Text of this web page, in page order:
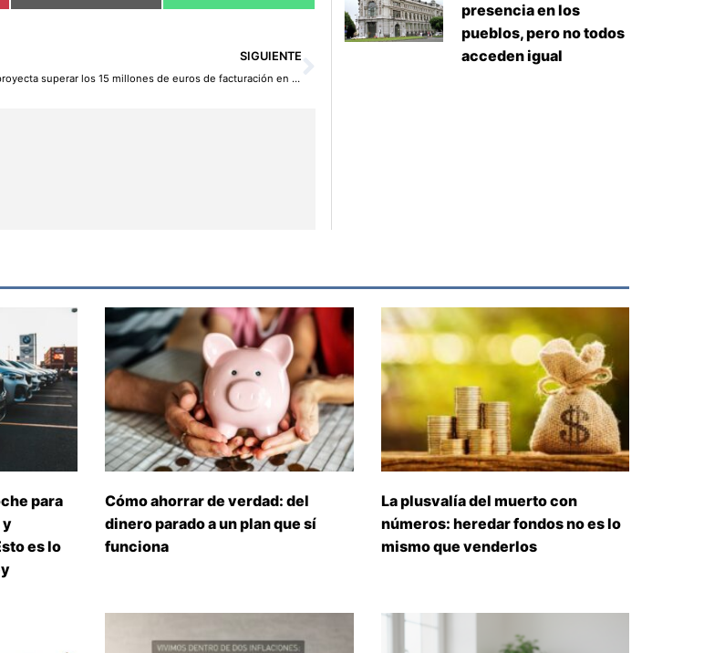
SIGUIENTE
Euroairlines proyecta superar los 15 millones de euros de facturación en 2024
Siguiente
presencia en los
pueblos, pero no todos
acceden igual
para
y
es lo
Cómo ahorrar de verdad: del
dinero parado a un plan que sí
funciona
La plusvalía del muerto con
números: heredar fondos no es lo
mismo que venderlos